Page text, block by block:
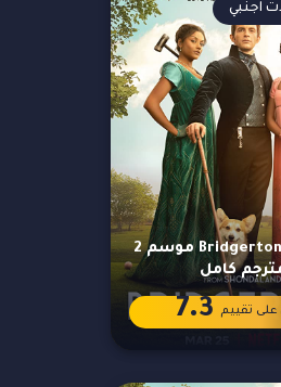
مسلسل Bridgerton موسم 2
كامل
اجنبي
تقييم 7.3